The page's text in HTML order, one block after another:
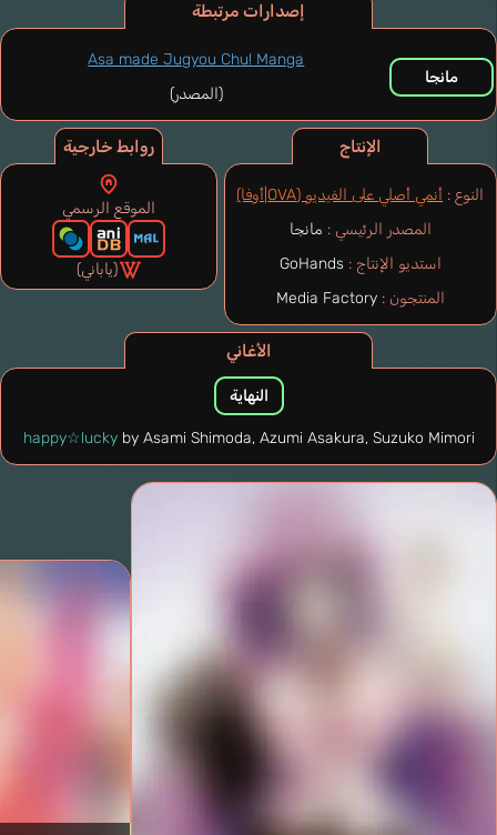
الإنتاج
النوع : أنمي أصلي على الفيديو (OVA|أوفا)
المصدر الرئيسي : مانجا
استديو الإنتاج : GoHands
المنتجون : Media Factory
إصدارات مرتبطة
مانجا
Asa made Jugyou Chu! Manga
(المصدر)
الأغاني
النهاية
happy☆luckyby Asami Shimoda, Azumi Asakura, Suzuko Mimori
روابط خارجية
الموقع الرسمي
(ياباني)